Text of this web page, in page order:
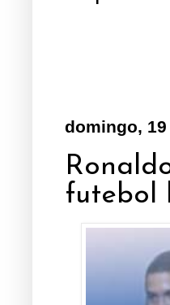
domingo,
futebol